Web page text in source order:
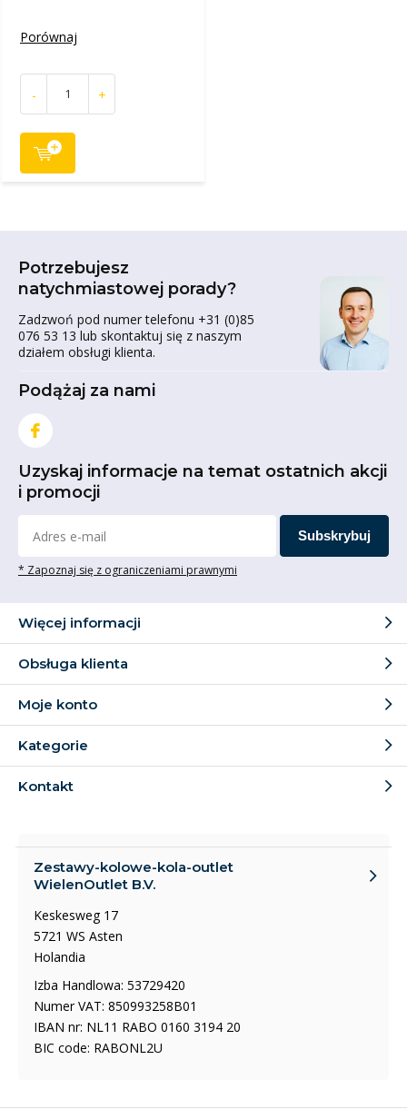
Porównaj
- +
Potrzebujesz
natychmiastowej porady?
Zadzwoń pod numer telefonu +31 (0)85
076 53 13 lub skontaktuj się z naszym
działem obsługi klienta.
Podążaj za nami
Uzyskaj informacje na temat ostatnich akcji
i promocji
Subskrybuj
* Zapoznaj się z ograniczeniami prawnymi
Więcej informacji
Obsługa klienta
Moje konto
Kategorie
Kontakt
Zestawy-kolowe-kola-outlet
WielenOutlet B.V.
Keskesweg 17
5721 WS Asten
Holandia
Izba Handlowa: 53729420
Numer VAT: 850993258B01
IBAN nr: NL11 RABO 0160 3194 20
BIC code: RABONL2U